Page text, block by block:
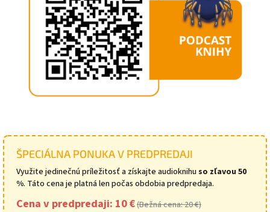
ŠPECIÁLNA PONUKA V PREDPREDAJI
Využite jedinečnú príležitosť a získajte audioknihuso zľavou 50
%. Táto cena je platná len počas obdobia predpredaja.
Cena v predpredaji: 10 €(Bežná cena: 20 €)